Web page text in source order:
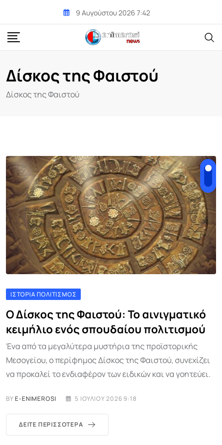
content
9 Αυγούστου 2026 7:42
Δίσκος της Φαιστού
Δίσκος της Φαιστού
ΙΣΤΟΡΊΑ ΠΟΛΙΤΙΣΜΌΣ
Ο Δίσκος της Φαιστού: Το αινιγματικό
κειμήλιο ενός σπουδαίου πολιτισμού
Ένα από τα μεγαλύτερα μυστήρια της προϊστορικής
Μεσογείου, ο περίφημος Δίσκος της Φαιστού, συνεχίζει
να προκαλεί το ενδιαφέρον των ειδικών και να γοητεύει.
BYE-ENIMEROSI 5 ΙΟΥΛΊΟΥ 2026 9:18
ΔΕΊΤΕ ΠΕΡΙΣΣΌΤΕΡΑ